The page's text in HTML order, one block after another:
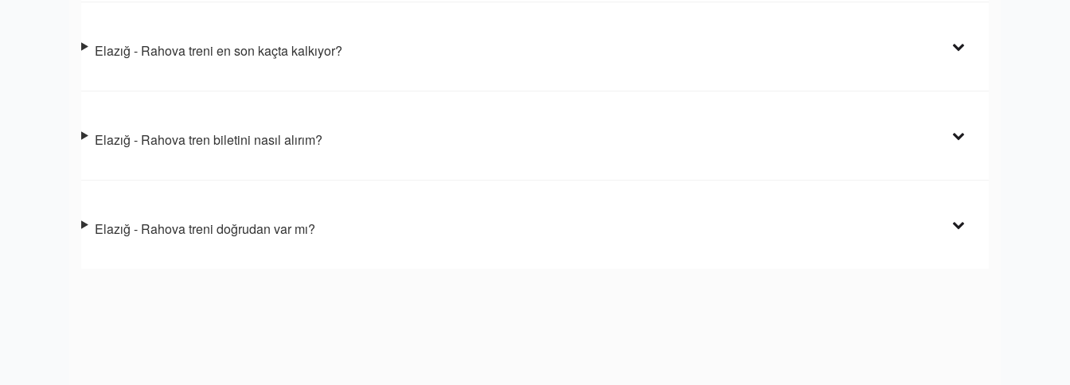
Elazığ - Rahova treni en son kaçta kalkıyor?
Elazığ - Rahova tren biletini nasıl alırım?
Elazığ - Rahova treni doğrudan var mı?